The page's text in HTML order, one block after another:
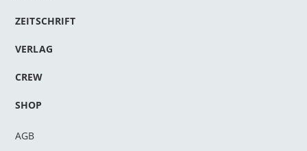
ZEITSCHRIFT
VERLAG
CREW
SHOP
AGB